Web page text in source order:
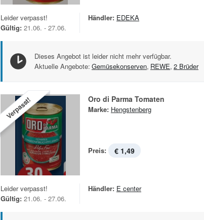
Leider verpasst!
Gültig: 21.06. - 27.06.
Händler: EDEKA
Dieses Angebot ist leider nicht mehr verfügbar.
Aktuelle Angebote: Gemüsekonserven, REWE, 2 Brüder
Verpasst! Oro di Parma Tomaten
Marke: Hengstenberg
Preis: € 1,49
Leider verpasst!
Gültig: 21.06. - 27.06.
Händler: E center